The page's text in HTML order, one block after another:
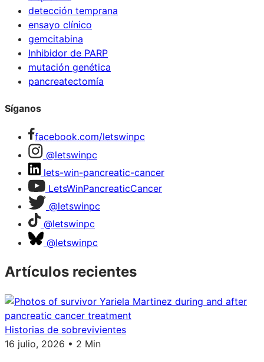
detección temprana
ensayo clínico
gemcitabina
Inhibidor de PARP
mutación genética
pancreatectomía
Síganos
facebook.com/letswinpc
@letswinpc
lets-win-pancreatic-cancer
LetsWinPancreaticCancer
@letswinpc
@letswinpc
@letswinpc
Artículos recientes
Historias de sobrevivientes
16 julio, 2026 • 2 Min